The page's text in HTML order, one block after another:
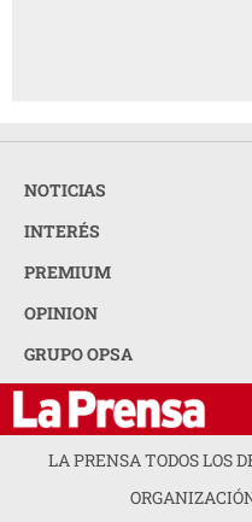
NOTICIAS
INTERÉS
PREMIUM
OPINION
GRUPO OPSA
LA PRENSA TODOS LOS